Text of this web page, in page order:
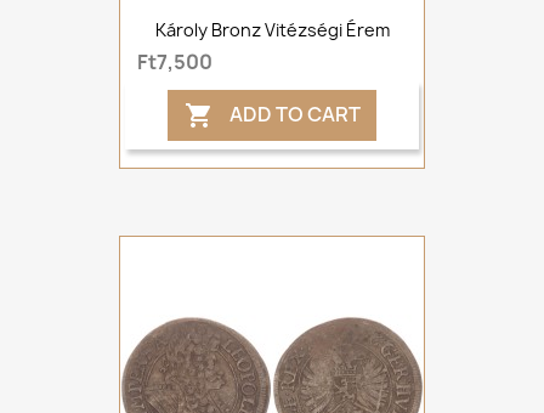
Károly Bronz Vitézségi Érem
Ft7,500
 ADD TO CART